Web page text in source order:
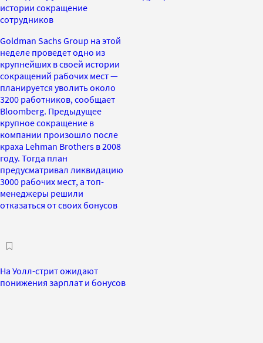
истории сокращение
сотрудников
Goldman Sachs Group на этой
неделе проведет одно из
крупнейших в своей истории
сокращений рабочих мест —
планируется уволить около
3200 работников, сообщает
Bloomberg. Предыдущее
крупное сокращение в
компании произошло после
краха Lehman Brothers в 2008
году. Тогда план
предусматривал ликвидацию
3000 рабочих мест, а топ-
менеджеры решили
отказаться от своих бонусов
На Уолл-стрит ожидают
понижения зарплат и бонусов